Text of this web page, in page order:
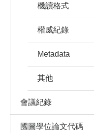
機讀格式
權威紀錄
Metadata
其他
會議紀錄
國圖學位論文代碼